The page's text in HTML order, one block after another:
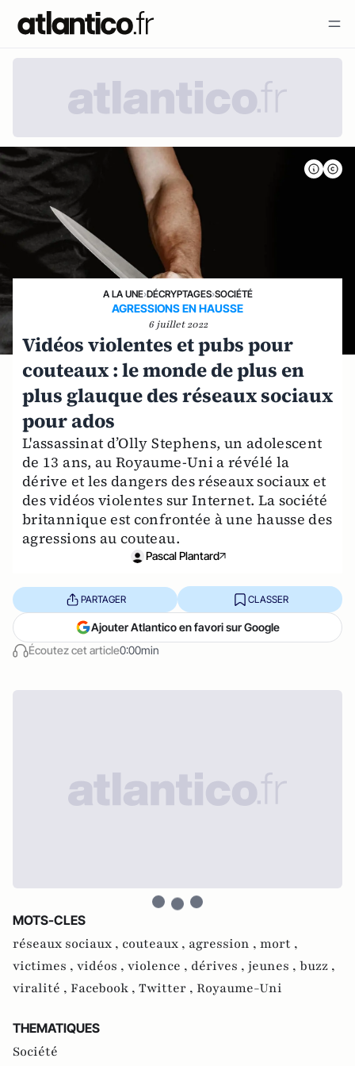
A LA UNE›DÉCRYPTAGES›SOCIÉTÉ
AGRESSIONS EN HAUSSE
6 juillet 2022
Vidéos violentes et pubs pour
couteaux : le monde de plus en
plus glauque des réseaux sociaux
pour ados
L'assassinat d’Olly Stephens, un adolescent
de 13 ans, au Royaume-Uni a révélé la
dérive et les dangers des réseaux sociaux et
des vidéos violentes sur Internet. La société
britannique est confrontée à une hausse des
agressions au couteau.
Pascal Plantard
Écoutez cet article0:00min
PARTAGER CLASSER
Ajouter Atlantico en favori sur Google
MOTS-CLES
réseaux sociaux , couteaux , agression , mort ,
victimes , vidéos , violence , dérives , jeunes , buzz ,
viralité , Facebook , Twitter , Royaume-Uni
THEMATIQUES
Société